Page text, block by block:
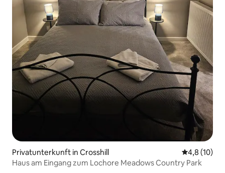
Privatunterkunft in Crosshill
4,8 (10)
Haus am Eingang zum Lochore Meadows Country Park